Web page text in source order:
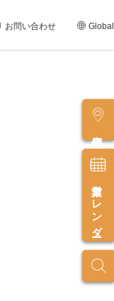
お問い合わせ Global
営業カレンダー